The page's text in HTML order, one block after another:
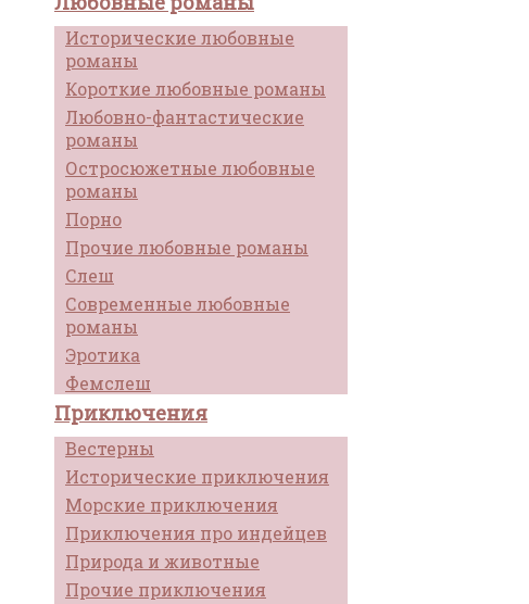
Исторические любовные
романы
Короткие любовные романы
Любовно-фантастические
романы
Остросюжетные любовные
романы
Порно
Прочие любовные романы
Слеш
Современные любовные
романы
Эротика
Фемслеш
Приключения
Вестерны
Исторические приключения
Морские приключения
Приключения про индейцев
Природа и животные
Прочие приключения